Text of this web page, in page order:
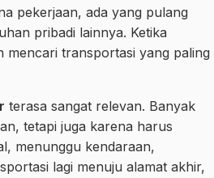
pekerjaan, ada yang pulang
pribadi lainnya. Ketika
mencari transportasi yang paling
terasa sangat relevan. Banyak
tetapi juga karena harus
menunggu kendaraan,
lagi menuju alamat akhir,